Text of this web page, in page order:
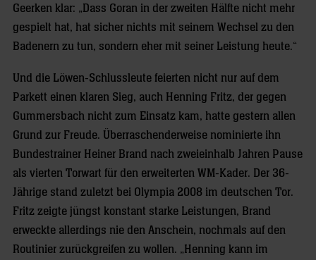
Geerken klar: „Dass Goran in der zweiten Hälfte nicht mehr
gespielt hat, hat sicher nichts mit seinem Wechsel zu den
Badenern zu tun, sondern eher mit seiner Leistung heute.“
Und die Löwen-Schlussleute feierten nicht nur auf dem
Parkett einen klaren Sieg, auch Henning Fritz, der gegen
Gummersbach nicht zum Einsatz kam, hatte gestern allen
Grund zur Freude. Überraschenderweise nominierte ihn
Bundestrainer Heiner Brand nach zweieinhalb Jahren Pause
als vierten Torwart für den erweiterten WM-Kader. Der 36-
Jährige stand zuletzt bei Olympia 2008 im deutschen Tor.
Fritz zeigte jüngst konstant starke Leistungen, Brand
erweckte allerdings nie den Anschein, nochmals auf den
Routinier zurückgreifen zu wollen. „Henning kann im